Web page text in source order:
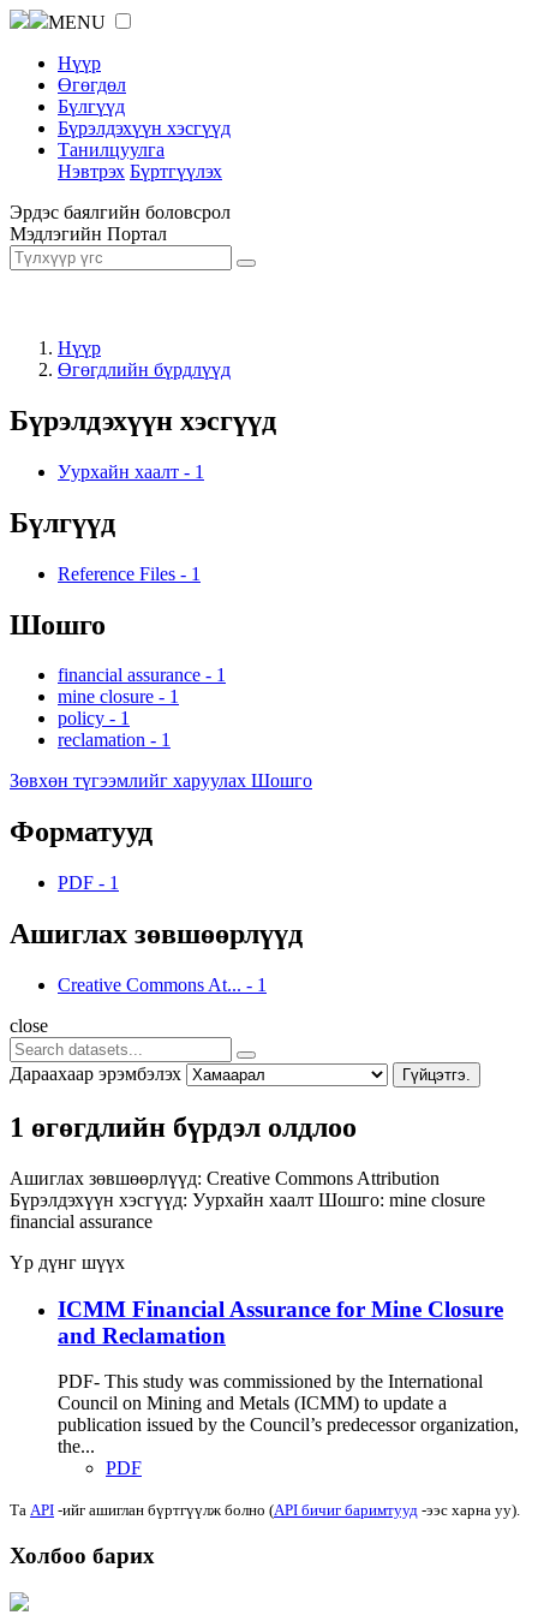
MENU
Нүүр
Өгөгдөл
Бүлгүүд
Бүрэлдэхүүн хэсгүүд
Танилцуулга
Нэвтрэх Бүртгүүлэх
Эрдэс баялгийн боловсрол
Мэдлэгийн Портал
Нүүр
Өгөгдлийн бүрдлүүд
Бүрэлдэхүүн хэсгүүд
Уурхайн хаалт - 1
Бүлгүүд
Reference Files - 1
Шошго
financial assurance - 1
mine closure - 1
policy - 1
reclamation - 1
Зөвхөн түгээмлийг харуулах Шошго
Форматууд
PDF - 1
Ашиглах зөвшөөрлүүд
Creative Commons At... - 1
close
Дараахаар эрэмбэлэх Гүйцэтгэ.
1 өгөгдлийн бүрдэл олдлоо
Ашиглах зөвшөөрлүүд: Creative Commons Attribution
Бүрэлдэхүүн хэсгүүд: Уурхайн хаалт Шошго: mine closure
financial assurance
Үр дүнг шүүх
ICMM Financial Assurance for Mine Closure
and Reclamation
PDF- This study was commissioned by the International
Council on Mining and Metals (ICMM) to update a
publication issued by the Council’s predecessor organization,
the...
PDF
Та API -ийг ашиглан бүртгүүлж болно (API бичиг баримтууд -ээс харна уу).
Холбоо барих